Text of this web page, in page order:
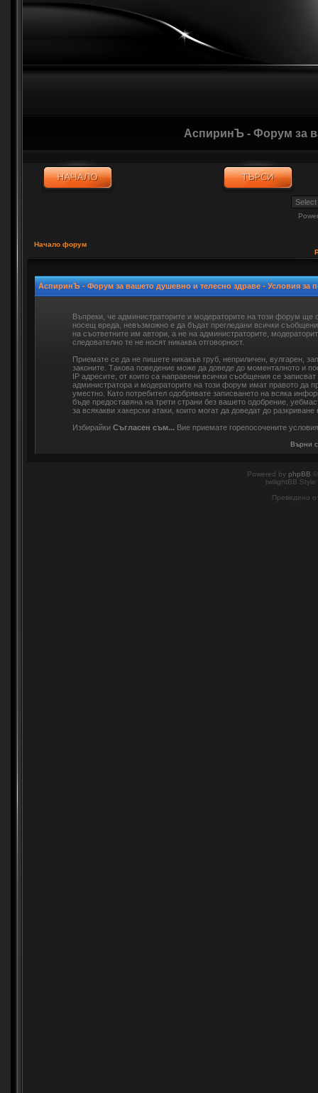
АспиринЪ - Форум за
Начало форум
АспиринЪ - Форум за вашето душевно и телесно здраве - Условия за
Въпреки, че администраторите и модераторите на този форум
носещ вреда, невъзможно е да бъдат прегледани всички
на съответните им автори, а не на администраторите,
следователно те не носят никаква отговорност.
Приемате се да не пишете никакъв груб, неприличен, вулгарен,
законите. Такова поведение може да доведе до моменталното и
IP адресите, от които са направени всички съобщения се
администратора и модераторите на този форум имат правото да
уместно. Като потребител одобрявате записването на всяка
бъде предоставяна на трети страни без вашето одобрение,
за всякакви хакерски атаки, които могат да доведат до разкриване
Избирайки Съгласен съм... Вие приемате горепосочените условия
Върни
Powered by phpBB
twilightBB
Преведено